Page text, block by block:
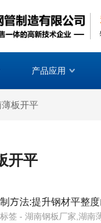
产品应用
板开平
开平
方法:提升钢材平整
标签 - 湖南钢板厂家,湖南